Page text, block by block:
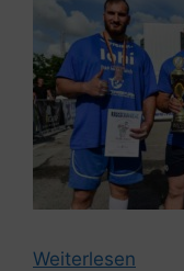
Weiterlesen